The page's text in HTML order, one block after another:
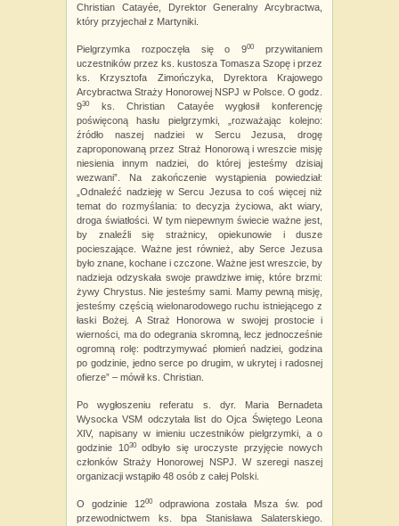
Christian Catayée, Dyrektor Generalny Arcybractwa,
który przyjechał z Martyniki.
Pielgrzymka rozpoczęła się o 900
przywitaniem
uczestników przez ks. kustosza Tomasza Szopę i przez
ks. Krzysztofa Zimończyka, Dyrektora Krajowego
Arcybractwa Straży Honorowej NSPJ w Polsce. O godz.
930
ks. Christian Catayée wygłosił konferencję
poświęconą hasłu pielgrzymki, „rozważając kolejno:
źródło naszej nadziei w Sercu Jezusa, drogę
zaproponowaną przez Straż Honorową i wreszcie misję
niesienia innym nadziei, do której jesteśmy dzisiaj
wezwani”. Na zakończenie wystąpienia powiedział:
„Odnaleźć nadzieję w Sercu Jezusa to coś więcej niż
temat do rozmyślania: to decyzja życiowa, akt wiary,
droga światłości. W tym niepewnym świecie ważne jest,
by znaleźli się strażnicy, opiekunowie i dusze
pocieszające. Ważne jest również, aby Serce Jezusa
było znane, kochane i czczone. Ważne jest wreszcie, by
nadzieja odzyskała swoje prawdziwe imię, które brzmi:
żywy Chrystus. Nie jesteśmy sami. Mamy pewną misję,
jesteśmy częścią wielonarodowego ruchu istniejącego z
łaski Bożej. A Straż Honorowa w swojej prostocie i
wierności, ma do odegrania skromną, lecz jednocześnie
ogromną rolę: podtrzymywać płomień nadziei, godzina
po godzinie, jedno serce po drugim, w ukrytej i radosnej
ofierze” – mówił ks. Christian.
Po wygłoszeniu referatu s. dyr. Maria Bernadeta
Wysocka VSM odczytała list do Ojca Świętego Leona
XIV, napisany w imieniu uczestników pielgrzymki, a o
godzinie 1030odbyło się uroczyste przyjęcie nowych
członków Straży Honorowej NSPJ. W szeregi naszej
organizacji wstąpiło 48 osób z całej Polski.
O godzinie 1200odprawiona została Msza św. pod
przewodnictwem ks. bpa Stanisława Salaterskiego.